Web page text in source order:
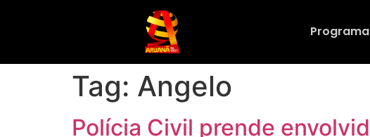
Tag: Angelo
Polícia Civil prende